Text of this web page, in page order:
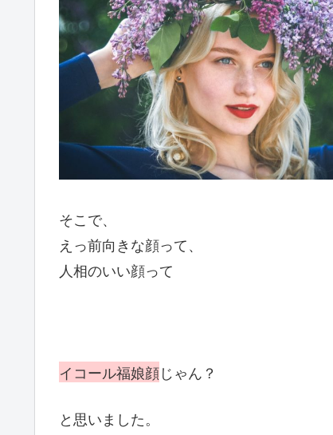
そこで、
えっ前向きな顔って、
人相のいい顔って
イコール福娘顔じゃん？
と思いました。